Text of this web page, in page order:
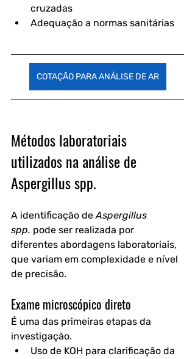
cruzadas
Adequação a normas sanitárias
COTAÇÃO PARA ANÁLISE DE AR
Métodos laboratoriais
utilizados na análise de
Aspergillus spp.
A identificação de Aspergillus
spp. pode ser realizada por
diferentes abordagens laboratoriais,
que variam em complexidade e nível
de precisão.
Exame microscópico direto
É uma das primeiras etapas da
investigação.
Uso de KOH para clarificação da